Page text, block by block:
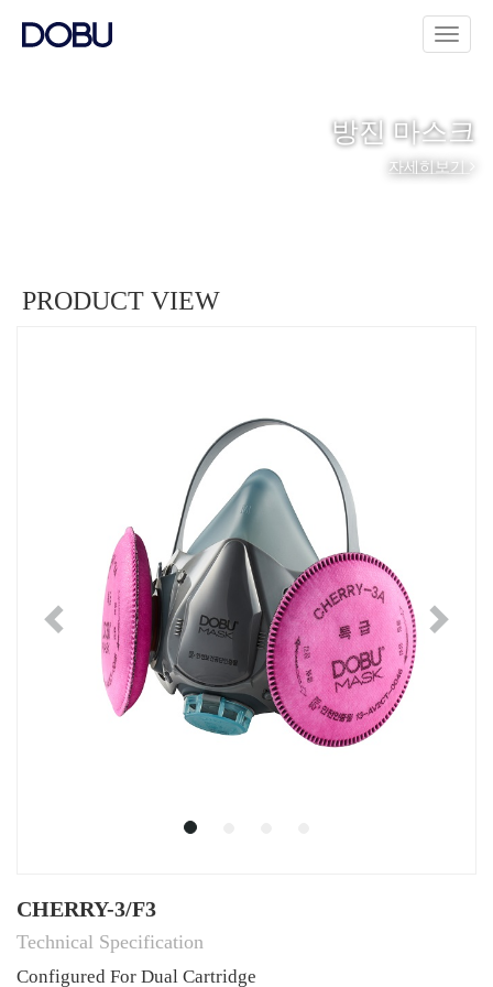
방진 마스크
자세히보기
PRODUCT VIEW
Previous
CHERRY-3/F3
Technical Specification
Configured For Dual Cartridge